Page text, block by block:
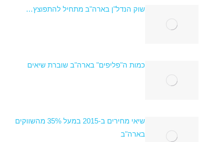
שוק הנדל"ן בארה"ב מתחיל להתפוצץ…
כמות ה"פליפים" בארה"ב שוברת שיאים
שיאי מחירים ב-2015 במעל 35% מהשווקים
בארה"ב